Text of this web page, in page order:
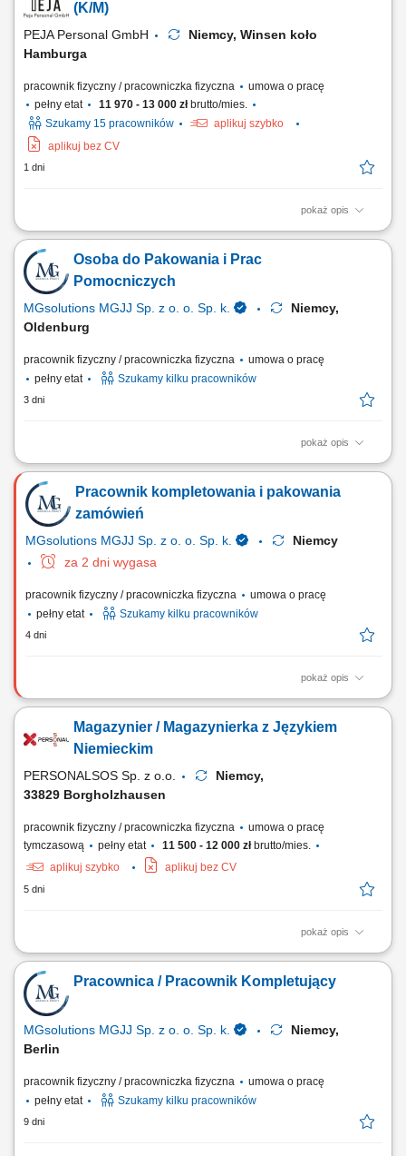
zgodności zamówień; Wsparcie procesów logistycznych w magazynie;
(K/M)
PEJA Personal GmbH
Niemcy, Winsen koło
Hamburga
pracownik fizyczny / pracowniczka fizyczna
umowa o pracę
pełny etat
11 970 - 13 000 złbrutto/mies.
Szukamy 15 pracowników
aplikuj szybko
aplikuj bez CV
1 dni
pokaż opis
Zadania: Komisjonowanie i kompletowanie zamówień odzieży zgodnie
z wytycznymi. Przygotowywanie produktów do wysyłki, w tym
pakowanie i etykietowanie. Obsługa skanera magazynowego oraz
innych urządzeń wspierających pracę. Dbałość o porządek i
organizację stanowiska pracy oraz...
Osoba do Pakowania i Prac
Pomocniczych
MGsolutions MGJJ Sp. z o. o. Sp. k.
Niemcy,
Oldenburg
pracownik fizyczny / pracowniczka fizyczna
umowa o pracę
pełny etat
Szukamy kilku pracowników
3 dni
pokaż opis
Opis stanowiska Zabezpieczanie oraz ręczne pakowanie różnorodnych
artykułów do opakowań zbiorczych. Odpowiednie układanie,
sortowanie oraz przygotowywanie gotowych paczek do dalszego
transportu. Wykonywanie prostych, bieżących prac fizycznych na terenie
nowoczesnego centrum logistycznego.
Pracownik kompletowania i pakowania
zamówień
MGsolutions MGJJ Sp. z o. o. Sp. k.
Niemcy
za 2 dni wygasa
pracownik fizyczny / pracowniczka fizyczna
umowa o pracę
pełny etat
Szukamy kilku pracowników
4 dni
pokaż opis
Opis stanowiska Kompletowanie zamówień w magazynie znanej
czystości, małe artykuły gospodarstwa domowego) Układanie towaru;
Inne proste prace pomocnicze
Magazynier / Magazynierka z Językiem
Niemieckim
PERSONALSOS Sp. z o.o.
Niemcy,
33829 Borgholzhausen
pracownik fizyczny / pracowniczka fizyczna
umowa o pracę
tymczasową
pełny etat 11 500 - 12 000 złbrutto/mies.
aplikuj szybko
aplikuj bez CV
5 dni
pokaż opis
Opis stanowiska: Przyjmowanie dostaw, rozładunek tirów oraz
ewidencjonowanie i sortowanie towaru na regałach. Szykowanie
wysyłek, komisjonowanie artykułów oraz ich bezpieczne pakowanie
zgodnie ze standardami. Tworzenie i kontrolowanie papierów
magazynowo-wysyłkowych. Pomocnicze prace przy...
Pracownica / Pracownik Kompletujący
MGsolutions MGJJ Sp. z o. o. Sp. k.
Niemcy,
Berlin
pracownik fizyczny / pracowniczka fizyczna
umowa o pracę
pełny etat
Szukamy kilku pracowników
9 dni